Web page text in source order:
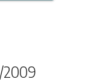
2009